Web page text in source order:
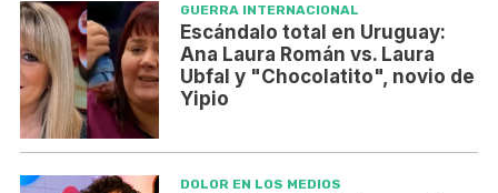
GUERRA INTERNACIONAL
Escándalo total en Uruguay:
Ana Laura Román vs. Laura
Ubfal y "Chocolatito", novio de
Yipio
DOLOR EN LOS MEDIOS